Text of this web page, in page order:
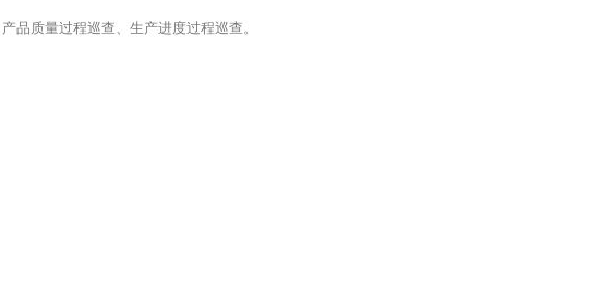
品质量过程巡查、生产进度过程巡查。